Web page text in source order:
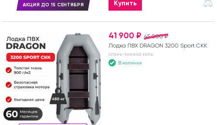
АКЦИЯ ДО 15 СЕНТЯБРЯ Купить
45 000 ₽
41 900 ₽
Лодка ПВХ DRAGON 3200 Sport СКК
слань-книжка киль
В наличии